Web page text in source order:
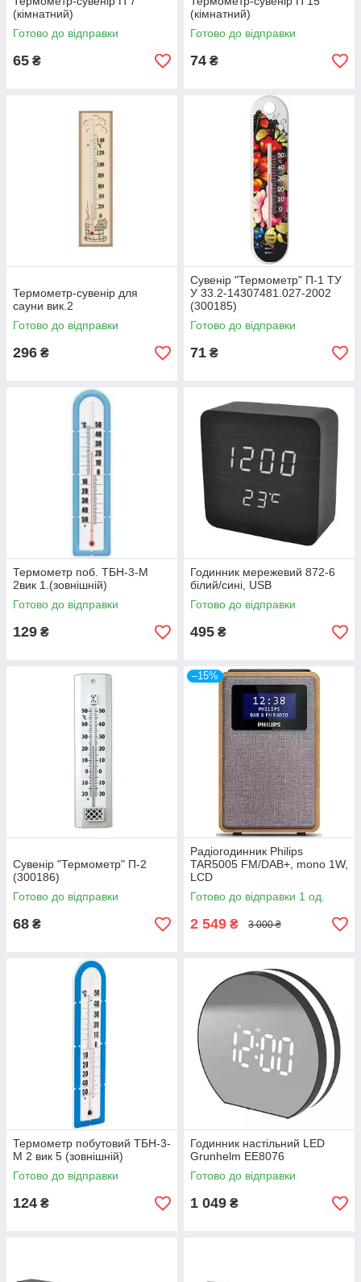
(кімнатний)
Готово до відправки
65 ₴
(кімнатний)
Готово до відправки
74 ₴
Термометр-сувенір для
сауни вик.2
Готово до відправки
296 ₴
Сувенір "Термометр" П-1 ТУ
У 33.2-14307481.027-2002
(300185)
Готово до відправки
71 ₴
Термометр поб. ТБН-3-М
2вик 1.(зовнішній)
Готово до відправки
129 ₴
Годинник мережевий 872-6
білий/сині, USB
Готово до відправки
495 ₴
Сувенір "Термометр" П-2
(300186)
Готово до відправки
68 ₴
–15%
Радіогодинник Philips
TAR5005 FM/DAB+, mono 1W,
LCD
Готово до відправки 1 од.
2 549 ₴ 3 000 ₴
Термометр побутовий ТБН-3-
М 2 вик 5 (зовнішній)
Готово до відправки
124 ₴
Годинник настільний LED
Grunhelm EE8076
Готово до відправки
1 049 ₴